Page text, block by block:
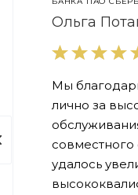
Ольга
Мы
лично за
совместного
удалось